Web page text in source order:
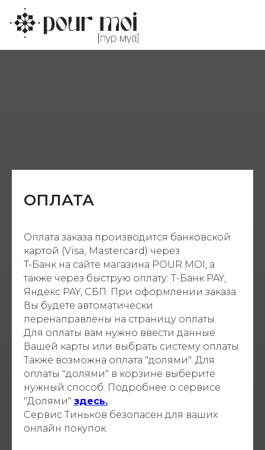
ОПЛАТА И ДОСТАВКА
ОПЛАТА
Оплата заказа производится банковской
картой (Visa, Mastercard) через
T-Банк на сайте магазина POUR MOI, а
также через быструю оплату: Т-Банк PAY,
Яндекс PAY, СБП. При оформлении заказа
Вы будете автоматически
перенаправлены на страницу оплаты.
Для оплаты вам нужно ввести данные
Вашей карты или выбрать систему оплаты.
Также возможна оплата "долями". Для
оплаты "долями" в корзине выберите
нужный способ. Подробнее о сервисе
"Долями" здесь.
Сервис Тиньков безопасен для ваших
онлайн покупок.